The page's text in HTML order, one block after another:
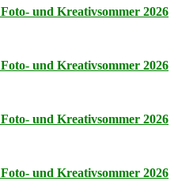
Foto- und Kreativsommer 2026
Foto- und Kreativsommer 2026
Foto- und Kreativsommer 2026
Foto- und Kreativsommer 2026